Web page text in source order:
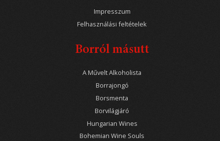
Impresszum
Felhasználási feltételek
Borról másutt
A Művelt Alkoholista
Borrajongó
Borsmenta
Borvilágjáró
Hungarian Wines
Bohemian Wine Souls